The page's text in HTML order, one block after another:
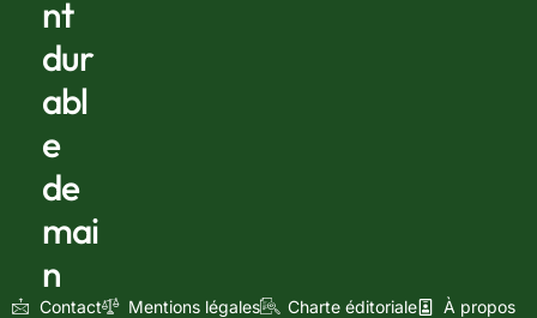
nt
dur
abl
e
de
mai
n
Contact Mentions légales Charte éditoriale
À propos